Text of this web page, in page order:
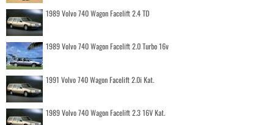
1989 Volvo 740 Wagon Facelift 2.4 TD
1989 Volvo 740 Wagon Facelift 2.0 Turbo 16v
1991 Volvo 740 Wagon Facelift 2.0i Kat.
1989 Volvo 740 Wagon Facelift 2.3 16V Kat.